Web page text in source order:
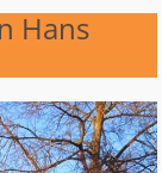
Hans